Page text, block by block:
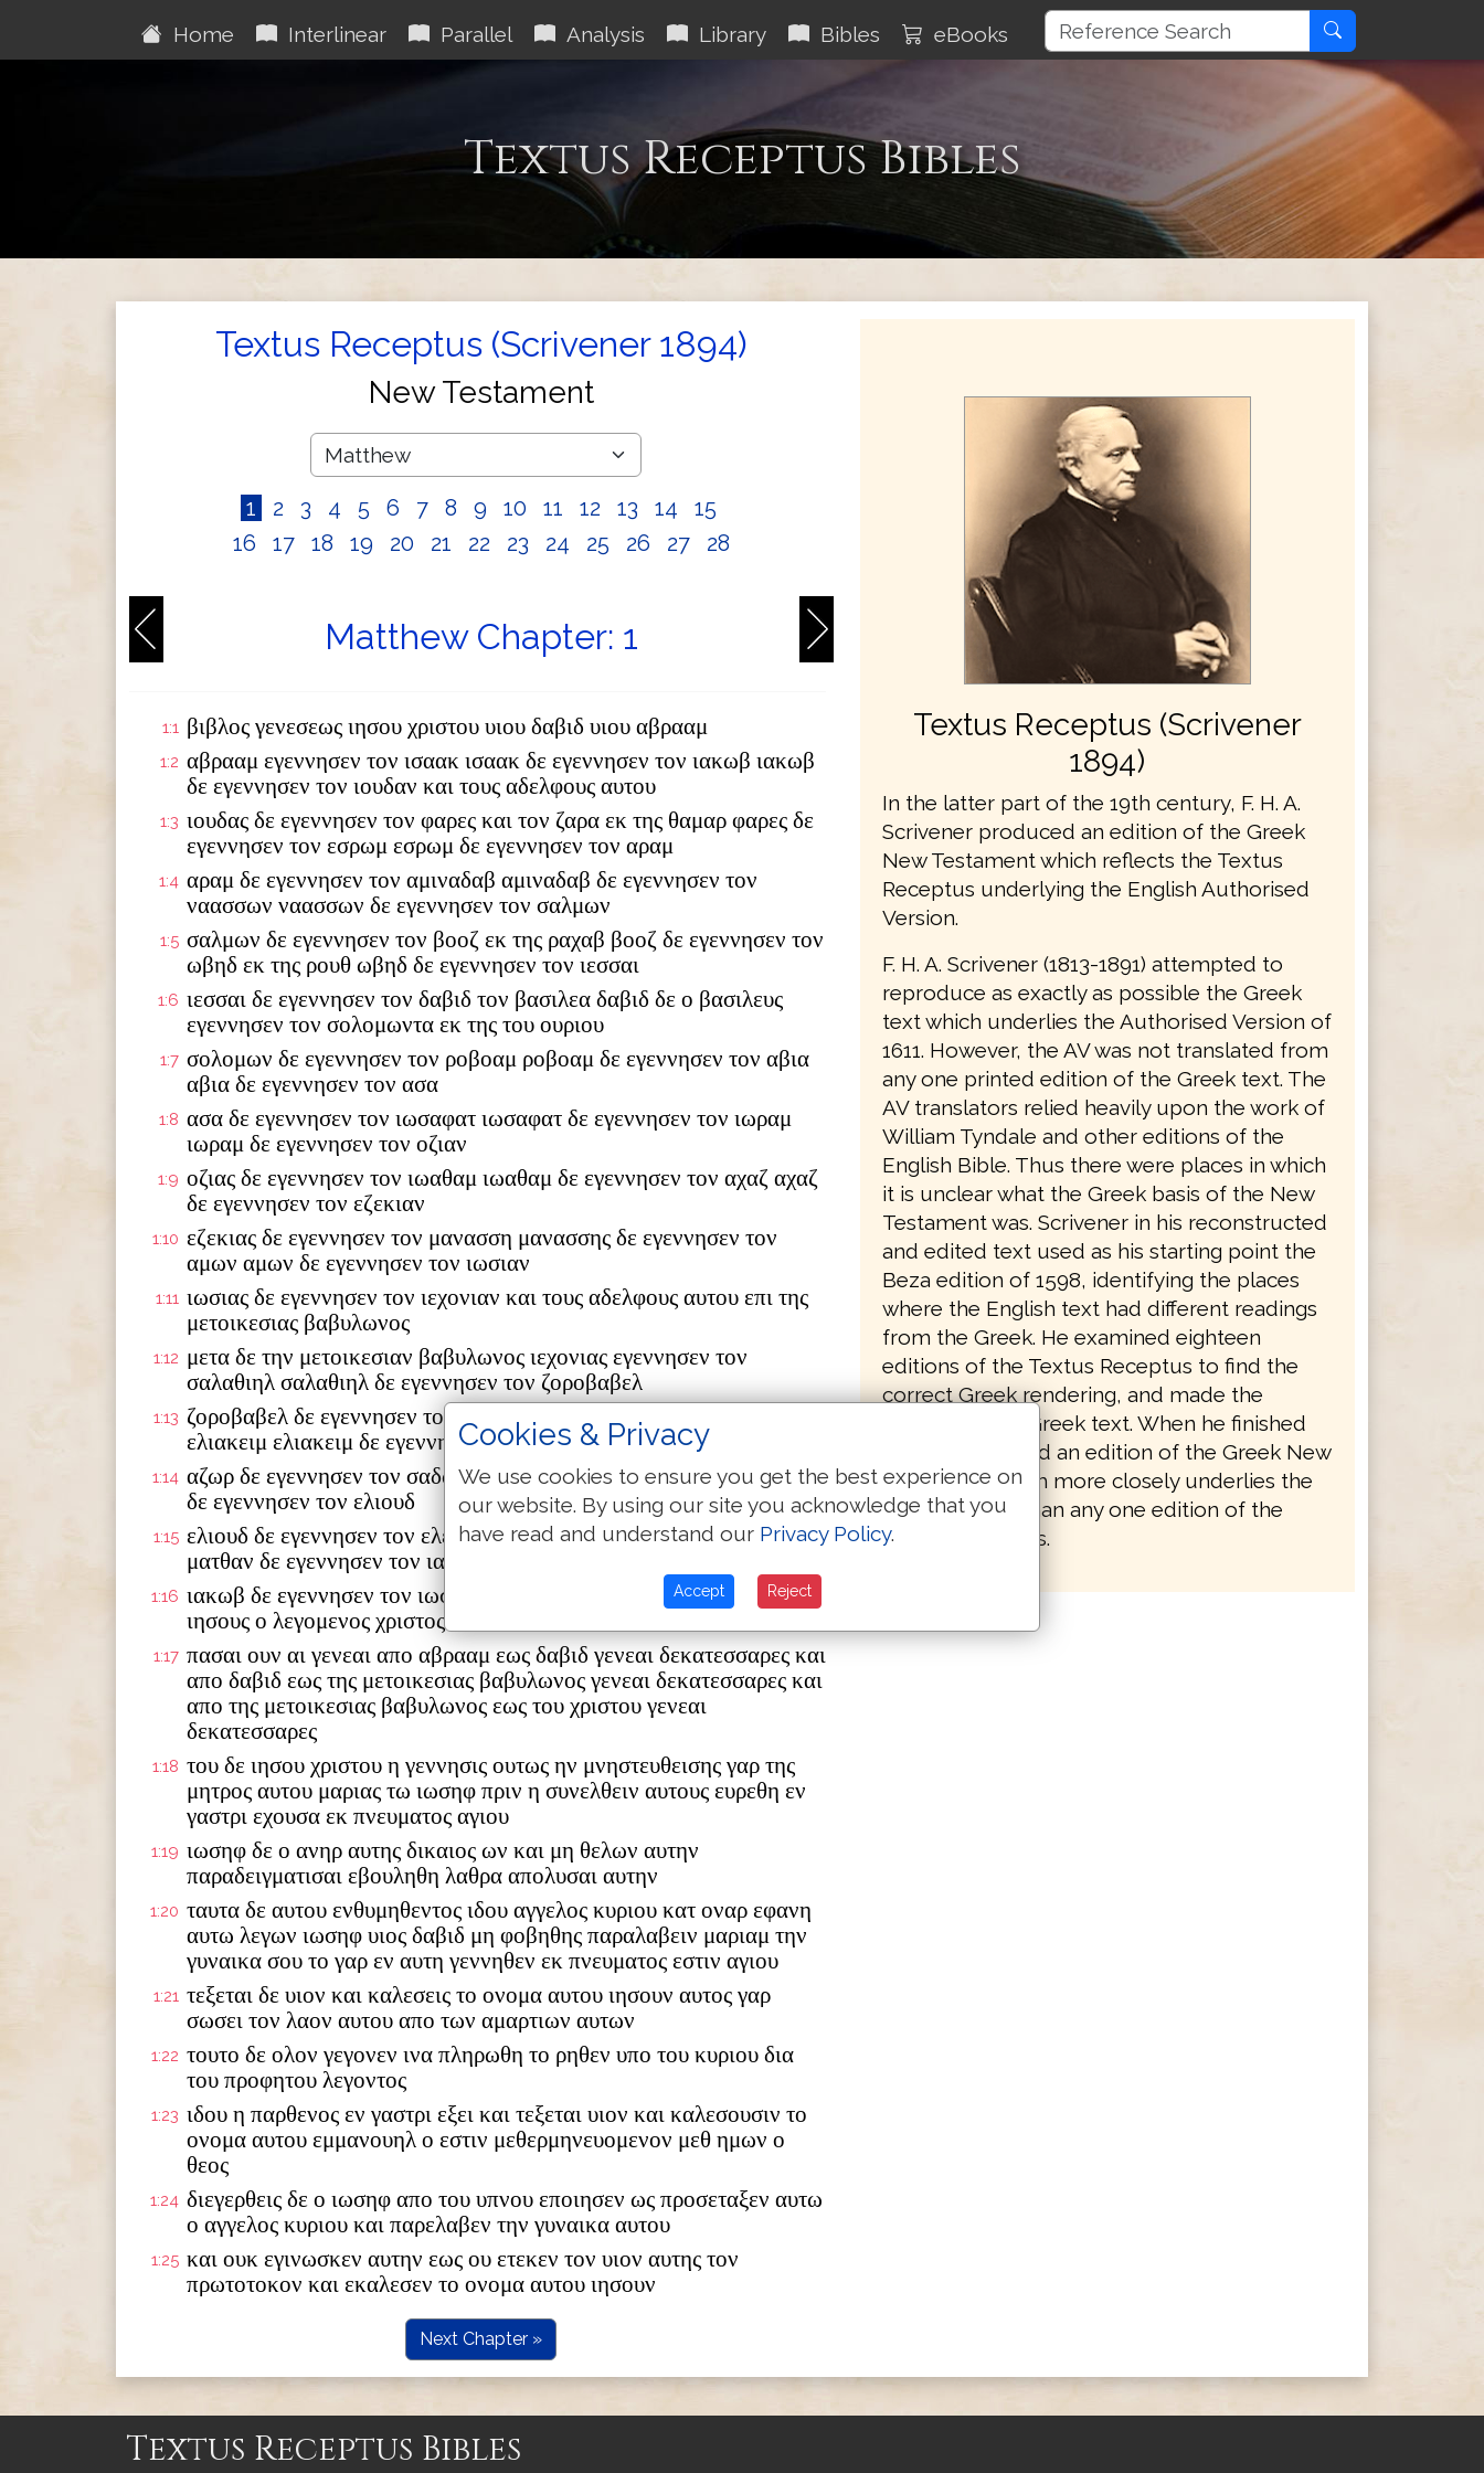
Home Interlinear Parallel Analysis Library Bibles eBooks
Textus Receptus Bibles
Textus Receptus (Scrivener 1894)
New Testament
1 2 3 4 5 6 7 8 9 10 11 12 13 14
15
16
17 18 19 20 21 22 23 24 25 26 27 28
Matthew Chapter: 1
1:1 βιβλος γενεσεως ιησου χριστου υιου δαβιδ υιου αβρααμ
1:2 αβρααμ εγεννησεν τον ισαακ ισαακ δε εγεννησεν τον ιακωβ ιακωβ
δε εγεννησεν τον ιουδαν και τους αδελφους αυτου
1:3 ιουδας δε εγεννησεν τον φαρες και τον ζαρα εκ της θαμαρ φαρες δε
εγεννησεν τον εσρωμ εσρωμ δε εγεννησεν τον αραμ
1:4 αραμ δε εγεννησεν τον αμιναδαβ αμιναδαβ δε εγεννησεν τον
ναασσων ναασσων δε εγεννησεν τον σαλμων
1:5 σαλμων δε εγεννησεν τον βοοζ εκ της ραχαβ βοοζ δε εγεννησεν τον
ωβηδ εκ της ρουθ ωβηδ δε εγεννησεν τον ιεσσαι
1:6 ιεσσαι δε εγεννησεν τον δαβιδ τον βασιλεα δαβιδ δε ο βασιλευς
εγεννησεν τον σολομωντα εκ της του ουριου
1:7 σολομων δε εγεννησεν τον ροβοαμ ροβοαμ δε εγεννησεν τον αβια
αβια δε εγεννησεν τον ασα
1:8 ασα δε εγεννησεν τον ιωσαφατ ιωσαφατ δε εγεννησεν τον ιωραμ
ιωραμ δε εγεννησεν τον οζιαν
1:9 οζιας δε εγεννησεν τον ιωαθαμ ιωαθαμ δε εγεννησεν τον αχαζ αχαζ
δε εγεννησεν τον εζεκιαν
1:10 εζεκιας δε εγεννησεν τον μανασση μανασσης δε εγεννησεν τον
αμων αμων δε εγεννησεν τον ιωσιαν
1:11 ιωσιας δε εγεννησεν τον ιεχονιαν και τους αδελφους αυτου επι της
μετοικεσιας βαβυλωνος
1:12 μετα δε την μετοικεσιαν βαβυλωνος ιεχονιας εγεννησεν τον
σαλαθιηλ σαλαθιηλ δε εγεννησεν τον ζοροβαβελ
1:13 ζοροβαβελ δε εγεννησεν τον αβιουδ αβιουδ δε εγεννησεν τον
ελιακειμ ελιακειμ δε εγεννησεν τον αζωρ
1:14 αζωρ δε εγεννησεν τον σαδωκ σαδωκ δε εγεννησεν τον αχειμ αχειμ
δε εγεννησεν τον ελιουδ
1:15 ελιουδ δε εγεννησεν τον ελεαζαρ ελεαζαρ δε εγεννησεν τον ματθαν
ματθαν δε εγεννησεν τον ιακωβ
1:16 ιακωβ δε εγεννησεν τον ιωσηφ τον ανδρα μαριας εξ ης εγεννηθη
ιησους ο λεγομενος χριστος
1:17 πασαι ουν αι γενεαι απο αβρααμ εως δαβιδ γενεαι δεκατεσσαρες και
απο δαβιδ εως της μετοικεσιας βαβυλωνος γενεαι δεκατεσσαρες και
απο της μετοικεσιας βαβυλωνος εως του χριστου γενεαι
δεκατεσσαρες
1:18 του δε ιησου χριστου η γεννησις ουτως ην μνηστευθεισης γαρ της
μητρος αυτου μαριας τω ιωσηφ πριν η συνελθειν αυτους ευρεθη εν
γαστρι εχουσα εκ πνευματος αγιου
1:19 ιωσηφ δε ο ανηρ αυτης δικαιος ων και μη θελων αυτην
παραδειγματισαι εβουληθη λαθρα απολυσαι αυτην
1:20 ταυτα δε αυτου ενθυμηθεντος ιδου αγγελος κυριου κατ οναρ εφανη
αυτω λεγων ιωσηφ υιος δαβιδ μη φοβηθης παραλαβειν μαριαμ την
γυναικα σου το γαρ εν αυτη γεννηθεν εκ πνευματος εστιν αγιου
1:21 τεξεται δε υιον και καλεσεις το ονομα αυτου ιησουν αυτος γαρ
σωσει τον λαον αυτου απο των αμαρτιων αυτων
1:22 τουτο δε ολον γεγονεν ινα πληρωθη το ρηθεν υπο του κυριου δια
του προφητου λεγοντος
1:23 ιδου η παρθενος εν γαστρι εξει και τεξεται υιον και καλεσουσιν το
ονομα αυτου εμμανουηλ ο εστιν μεθερμηνευομενον μεθ ημων ο
θεος
1:24 διεγερθεις δε ο ιωσηφ απο του υπνου εποιησεν ως προσεταξεν αυτω
ο αγγελος κυριου και παρελαβεν την γυναικα αυτου
1:25 και ουκ εγινωσκεν αυτην εως ου ετεκεν τον υιον αυτης τον
πρωτοτοκον και εκαλεσεν το ονομα αυτου ιησουν
Next Chapter »
Textus Receptus (Scrivener
1894)
In the latter part of the 19th century, F. H. A.
Scrivener produced an edition of the Greek
New Testament which reflects the Textus
Receptus underlying the English Authorised
Version.
F. H. A. Scrivener (1813-1891) attempted to
reproduce as exactly as possible the Greek
text which underlies the Authorised Version of
1611. However, the AV was not translated from
any one printed edition of the Greek text. The
AV translators relied heavily upon the work of
William Tyndale and other editions of the
English Bible. Thus there were places in which
it is unclear what the Greek basis of the New
Testament was. Scrivener in his reconstructed
and edited text used as his starting point the
Beza edition of 1598, identifying the places
where the English text had different readings
from the Greek. He examined eighteen
editions of the Textus Receptus to find the
correct Greek rendering, and made the
changes to his Greek text. When he finished
he had produced an edition of the Greek New
Testament which more closely underlies the
text of the AV than any one edition of the
Textus Receptus.
Textus Receptus Bibles
Cookies & Privacy
We use cookies to ensure you get the best experience on
our website. By using our site you acknowledge that you
have read and understand our Privacy Policy.
Accept Reject